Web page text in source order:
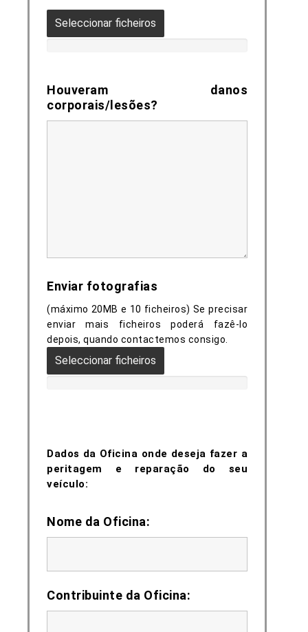
Seleccionar ficheiros
Houveram danos
corporais/lesões?
Enviar fotografias
Seleccionar ficheiros
(máximo 20MB e 10 ficheiros) Se precisar
enviar mais ficheiros poderá fazê-lo
depois, quando contactemos consigo.
Dados da Oficina onde deseja fazer a
peritagem e reparação do seu
veículo:
Nome da Oficina:
Contribuinte da Oficina: